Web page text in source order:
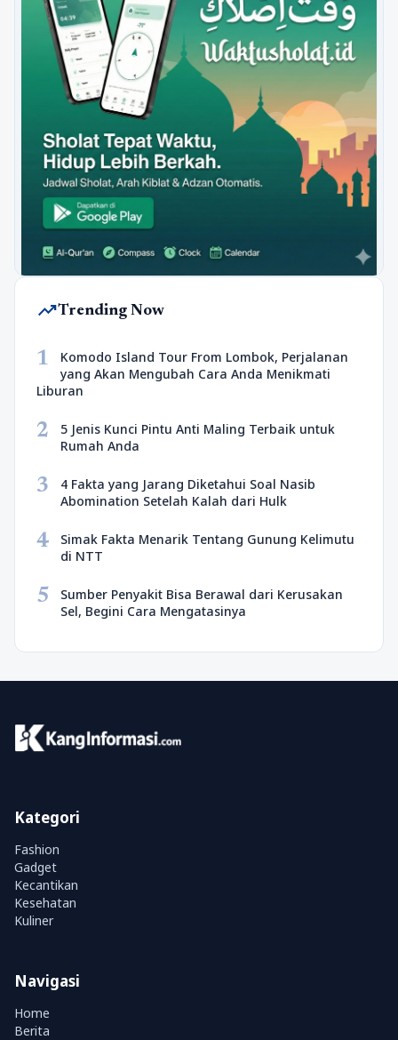
trending_upTrending Now
1
Komodo Island Tour From Lombok, Perjalanan
yang Akan Mengubah Cara Anda Menikmati
Liburan
2
5 Jenis Kunci Pintu Anti Maling Terbaik untuk
Rumah Anda
3
4 Fakta yang Jarang Diketahui Soal Nasib
Abomination Setelah Kalah dari Hulk
4
Simak Fakta Menarik Tentang Gunung Kelimutu
di NTT
5
Sumber Penyakit Bisa Berawal dari Kerusakan
Sel, Begini Cara Mengatasinya
Kategori
Fashion
Gadget
Kecantikan
Kesehatan
Kuliner
Navigasi
Home
Berita